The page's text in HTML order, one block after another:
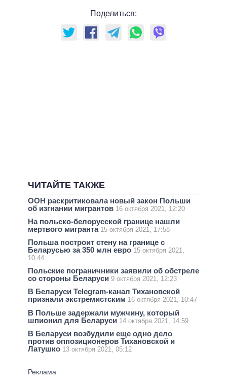
Поделиться:
ЧИТАЙТЕ ТАКЖЕ
ООН раскритиковала новый закон Польши
об изгнании мигрантов 16 октября 2021, 12:20
На польско-белорусской границе нашли
мертвого мигранта 15 октября 2021, 17:58
Польша построит стену на границе с
Беларусью за 350 млн евро 15 октября 2021,
10:44
Польские пограничники заявили об обстреле
со стороны Беларуси 9 октября 2021, 12:23
В Беларуси Telegram-канал Тихановской
признали экстремистским 16 октября 2021, 10:47
В Польше задержали мужчину, который
шпионил для Беларуси 14 октября 2021, 14:59
В Беларуси возбудили еще одно дело
против оппозиционеров Тихановской и
Латушко 13 октября 2021, 05:12